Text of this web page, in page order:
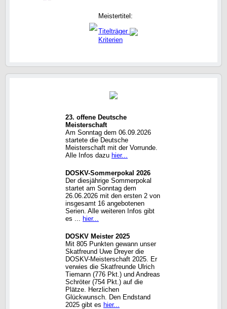
Meistertitel:
Titelträger
Kriterien
23. offene Deutsche
Meisterschaft
Am Sonntag dem 06.09.2026
startete die Deutsche
Meisterschaft mit der Vorrunde.
Alle Infos dazu hier...
DOSKV-Sommerpokal 2026
Der diesjährige Sommerpokal
startet am Sonntag dem
26.06.2026 mit den ersten 2 von
insgesamt 16 angebotenen
Serien. Alle weiteren Infos gibt
es ... hier...
DOSKV Meister 2025
Mit 805 Punkten gewann unser
Skatfreund Uwe Dreyer die
DOSKV-Meisterschaft 2025. Er
verwies die Skatfreunde Ulrich
Tiemann (776 Pkt.) und Andreas
Schröter (754 Pkt.) auf die
Plätze. Herzlichen
Glückwunsch. Den Endstand
2025 gibt es hier...